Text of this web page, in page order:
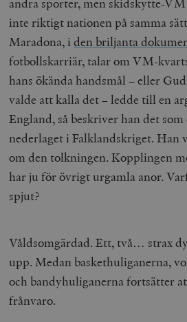
inte riktigt nationen på samma
Maradona, iden briljanta
fotbollskarriär, talar om VM-
hans ökända handsmål – eller
valde att kalla det – ledde till en
England, så beskriver han det
nederlaget i Falklandskriget. Han
om den tolkningen. Kopplingen
har ju för övrigt urgamla anor.
spjut?
Våldsomgärdad. Ett, två… strax
upp. Medan baskethuliganerna,
och bandyhuliganerna fortsätter
frånvaro.